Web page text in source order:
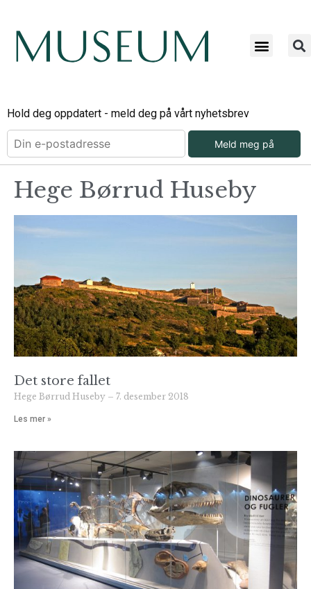
Hold deg oppdatert - meld deg på vårt nyhetsbrev
Meld meg på
Hege Børrud Huseby
Det store fallet
Hege Børrud Huseby 7. desember 2018
Les mer »